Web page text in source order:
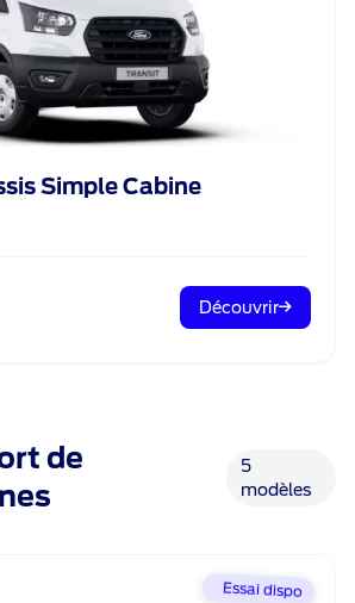
Simple Cabine
Découvrir
de
5
modèles
Essai dispo